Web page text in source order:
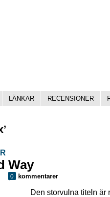
LÄNKAR RECENSIONER
Way
0 kommentarer
Den storvulna titeln är